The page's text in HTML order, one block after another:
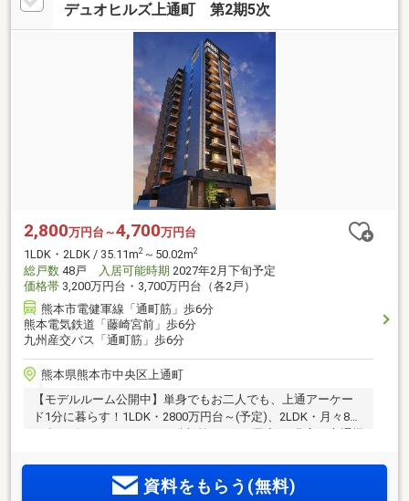
デュオヒルズ上通町 第2期5次
2,800万円台～4,700万円台
1LDK・2LDK / 35.11m2 ～50.02m2
総戸数 48戸 入居可能時期 2027年2月下旬予定
価格帯 3,200万円台・3,700万円台（各2戸）
熊本市電健軍線「通町筋」歩6分
熊本電気鉄道「藤崎宮前」歩6分
九州産交バス「通町筋」歩6分
熊本県熊本市中央区上通町
【モデルルーム公開中】単身でもお二人でも、上通アーケー
ド1分に暮らす！1LDK・2800万円台～(予定)、2LDK・月々8万
の1歩先にひっそり佇む邸宅、デュオヒルズ上通町全48邸誕
資料をもらう(無料)